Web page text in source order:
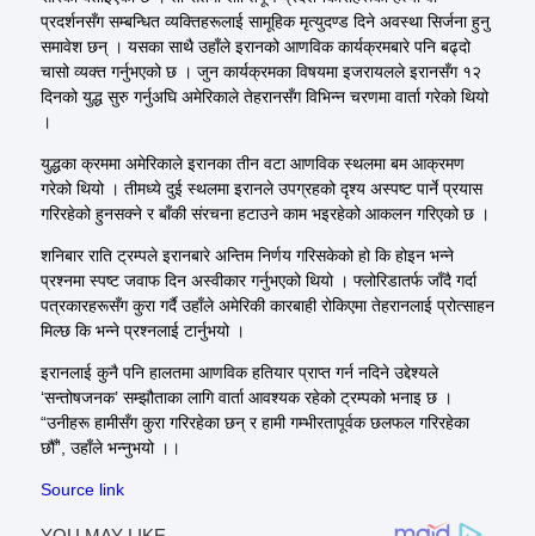
प्रदर्शनसँग सम्बन्धित व्यक्तिहरूलाई सामूहिक मृत्युदण्ड दिने अवस्था सिर्जना हुनु
समावेश छन् । यसका साथै उहाँले इरानको आणविक कार्यक्रमबारे पनि बढ्दो
चासो व्यक्त गर्नुभएको छ । जुन कार्यक्रमका विषयमा इजरायलले इरानसँग १२
दिनको युद्ध सुरु गर्नुअघि अमेरिकाले तेहरानसँग विभिन्न चरणमा वार्ता गरेको थियो
।
युद्धका क्रममा अमेरिकाले इरानका तीन वटा आणविक स्थलमा बम आक्रमण
गरेको थियो । तीमध्ये दुई स्थलमा इरानले उपग्रहको दृश्य अस्पष्ट पार्ने प्रयास
गरिरहेको हुनसक्ने र बाँकी संरचना हटाउने काम भइरहेको आकलन गरिएको छ ।
शनिबार राति ट्रम्पले इरानबारे अन्तिम निर्णय गरिसकेको हो कि होइन भन्ने
प्रश्नमा स्पष्ट जवाफ दिन अस्वीकार गर्नुभएको थियो । फ्लोरिडातर्फ जाँदै गर्दा
पत्रकारहरूसँग कुरा गर्दै उहाँले अमेरिकी कारबाही रोकिएमा तेहरानलाई प्रोत्साहन
मिल्छ कि भन्ने प्रश्नलाई टार्नुभयो ।
इरानलाई कुनै पनि हालतमा आणविक हतियार प्राप्त गर्न नदिने उद्देश्यले
‘सन्तोषजनक’ सम्झौताका लागि वार्ता आवश्यक रहेको ट्रम्पको भनाइ छ ।
“उनीहरू हामीसँग कुरा गरिरहेका छन् र हामी गम्भीरतापूर्वक छलफल गरिरहेका
छौँ”, उहाँले भन्नुभयो ।।
Source link